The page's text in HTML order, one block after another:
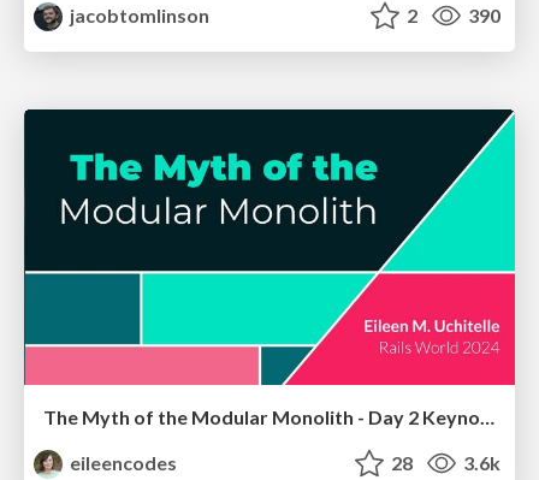
jacobtomlinson
2 390
The Myth of the Modular Monolith - Day 2 Keynote - Rails World 2024
eileencodes
28 3.6k